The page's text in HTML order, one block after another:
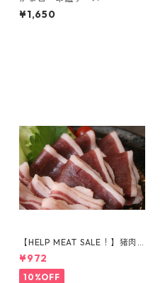
¥1,650
【HELP MEAT SALE！】猪肉
モモ肉 スライス 150g
¥972
10%OFF